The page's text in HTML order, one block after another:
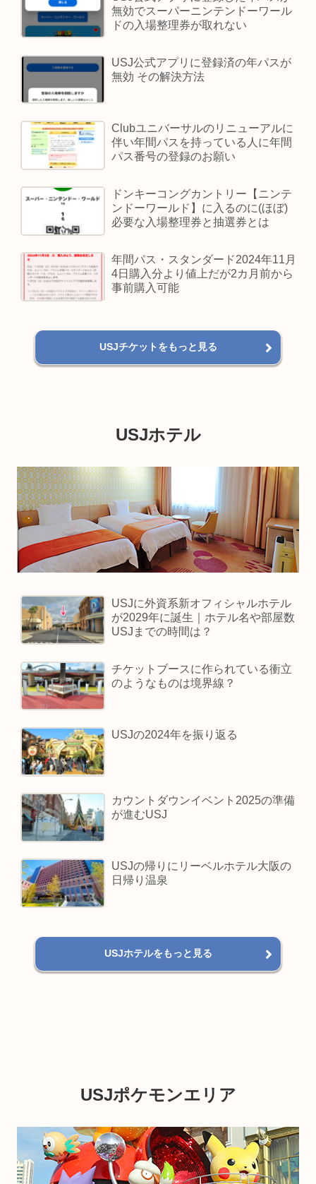
無効でスーパーニンテンドーワール
ドの入場整理券が取れない
USJ公式アプリに登録済の年パスが
無効 その解決方法
Clubユニバーサルのリニューアルに
伴い年間パスを持っている人に年間
パス番号の登録のお願い
ドンキーコングカントリー【ニンテ
ンドーワールド】に入るのに(ほぼ)
必要な入場整理券と抽選券とは
年間パス・スタンダード2024年11月
4日購入分より値上だが2カ月前から
事前購入可能
USJチケットをもっと見る
USJホテル
USJに外資系新オフィシャルホテル
が2029年に誕生｜ホテル名や部屋数
USJまでの時間は？
チケットブースに作られている衝立
のようなものは境界線？
USJの2024年を振り返る
カウントダウンイベント2025の準備
が進むUSJ
USJの帰りにリーベルホテル大阪の
日帰り温泉
USJホテルをもっと見る
USJポケモンエリア